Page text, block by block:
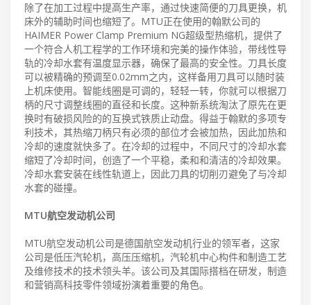
除了在加工过程中提高生产率，通过快速简便的刀具更换，机
床外的辅助时间也缩短了。MTU正在使用的翰默公司的
HAIMER Power Clamp Premium NG超级型热缩机，提供了
一个符合人机工程学的工作环境和完美的操作体验，带线性导
轨的冷却水套有温度显示器，确保了最高的安全性。刀具长度
可以被精确的预调至0.02mm之内，这样备用刀具可以随时装
上机床使用。智能线圈是可调的，轻轻一转，你就可以根据刀
柄的尺寸调整线圈的直径和长度。这种新系统淘汰了原先在更
换时有破损风险的的互换式铁质止动盘。得益于翰默的多项专
利技术，其热缩刀柄只有必须的部位才会被加热，因此加热和
冷却的速度就快多了。在冷却的过程中，不同尺寸的冷却水套
缩短了冷却时间，创造了一个平稳，柔和和清洁的冷却效果。
冷却水套安装在线性轨道上，因此刀具的切削刃避免了与冷却
水套的碰撞。
MTU航空发动机公司
MTU航空发动机公司是德国航空发动机行业的领军者，这家
公司是低压汽轮机，高压压缩机，汽轮机中心构件和制造工艺
及维修技术的技术领头羊。该公司及其国际搭档在研发，制造
和营销高科技零件领域扮演着重要的角色。